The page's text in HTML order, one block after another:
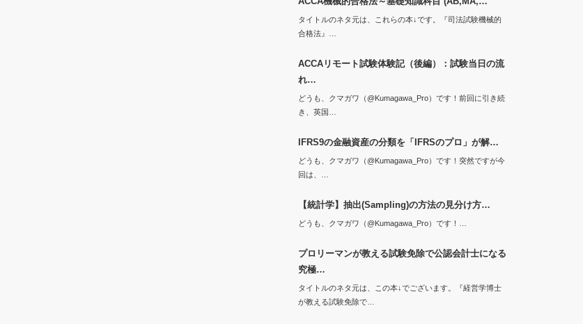
タイトルのネタ元は、これらの本↓です。『司法試験機械的
合格法』…
ACCAリモート試験体験記（後編）：試験当日の流
れ…
どうも、クマガワ（@Kumagawa_Pro）です！前回に引き続
き、英国…
IFRS9の金融資産の分類を「IFRSのプロ」が解…
どうも、クマガワ（@Kumagawa_Pro）です！突然ですが今
回は、…
【統計学】抽出(Sampling)の方法の見分け方…
どうも、クマガワ（@Kumagawa_Pro）です！…
プロリーマンが教える試験免除で公認会計士になる
究極…
タイトルのネタ元は、この本↓でございます。『経営学博士
が教える試験免除で…